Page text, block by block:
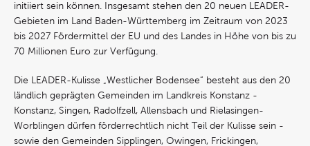
initiiert sein können. Insgesamt stehen den 20 neuen LEADER-
Gebieten im Land Baden-Württemberg im Zeitraum von 2023
bis 2027 Fördermittel der EU und des Landes in Höhe von bis zu
70 Millionen Euro zur Verfügung.
Die LEADER-Kulisse „Westlicher Bodensee“ besteht aus den 20
ländlich geprägten Gemeinden im Landkreis Konstanz -
Konstanz, Singen, Radolfzell, Allensbach und Rielasingen-
Worblingen dürfen förderrechtlich nicht Teil der Kulisse sein -
sowie den Gemeinden Sipplingen, Owingen, Frickingen,